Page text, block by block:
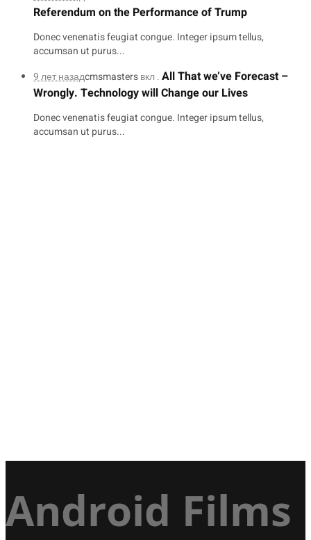
Referendum on the Performance of Trump
Donec venenatis feugiat congue. Integer ipsum tellus,
accumsan ut purus...
9 лет назадcmsmastersвкл .All That we’ve Forecast –
Wrongly. Technology will Change our Lives
Donec venenatis feugiat congue. Integer ipsum tellus,
accumsan ut purus...
Android Films